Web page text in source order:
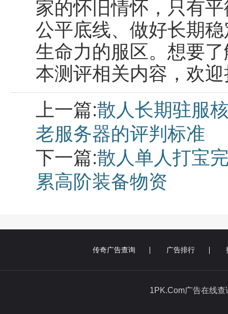
家的怀旧情怀，只有
公平底线、做好长期
生命力的服区。想要
本测评相关内容，欢
上一篇:散人长期驻服
老服务器的评判标准
下一篇:散人单人打宝
累高阶装备物资
传奇广告查询 广告排行
1PK.Com广告在